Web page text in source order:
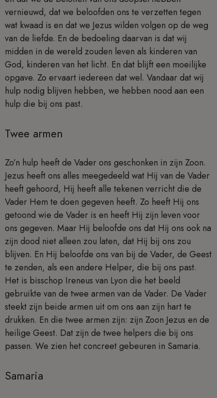
vernieuwd, dat we beloofden ons te verzetten tegen
wat kwaad is en dat we Jezus wilden volgen op de weg
van de liefde. En de bedoeling daarvan is dat wij
midden in de wereld zouden leven als kinderen van
God, kinderen van het licht. En dat blijft een moeilijke
opgave. Zo ervaart iedereen dat wel. Vandaar dat wij
hulp nodig blijven hebben, we hebben nood aan een
hulp die bij ons past.
Twee armen
Zo’n hulp heeft de Vader ons geschonken in zijn Zoon.
Jezus heeft ons alles meegedeeld wat Hij van de Vader
heeft gehoord, Hij heeft alle tekenen verricht die de
Vader Hem te doen gegeven heeft. Zo heeft Hij ons
getoond wie de Vader is en heeft Hij zijn leven voor
ons gegeven. Maar Hij beloofde ons dat Hij ons ook na
zijn dood niet alleen zou laten, dat Hij bij ons zou
blijven. En Hij beloofde ons van bij de Vader, de Geest
te zenden, als een andere Helper, die bij ons past.
Het is bisschop Ireneus van Lyon die het beeld
gebruikte van de twee armen van de Vader. De Vader
steekt zijn beide armen uit om ons aan zijn hart te
drukken. En die twee armen zijn: zijn Zoon Jezus en de
heilige Geest. Dat zijn de twee helpers die bij ons
passen. We zien het concreet gebeuren in Samaria.
Samaria